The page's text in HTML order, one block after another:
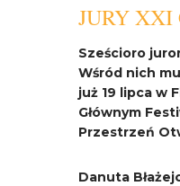
JURY XXI
Sześcioro
Wśród nich
już 19 lipca w
Głównym
Przestrzeń
Danuta